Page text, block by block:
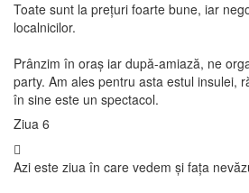
Toate sunt la prețuri foarte bune, iar
localnicilor.
Prânzim în oraș iar după-amiază, ne
party. Am ales pentru asta estul insulei,
în sine este un spectacol.
Ziua 6
Azi este ziua în care vedem și fața